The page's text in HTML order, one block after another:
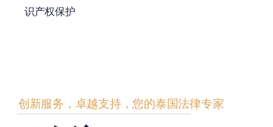
识产权保护
创新服务，卓越支持，您的泰国法律专家